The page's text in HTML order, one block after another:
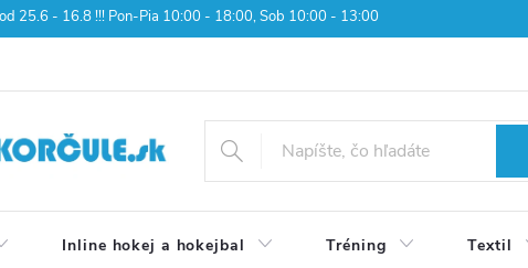
25.6 - 16.8 !!! Pon-Pia 10:00 - 18:00, Sob 10:00 - 13:00
Inline hokej a hokejbal Tréning Textil